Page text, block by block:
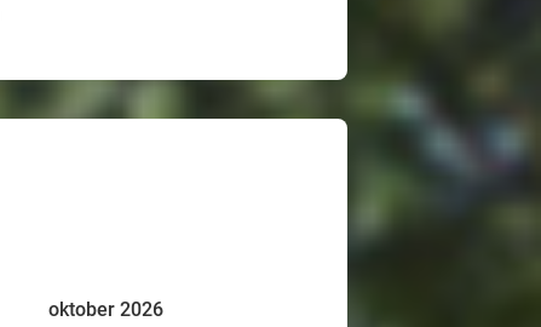
oktober 2026